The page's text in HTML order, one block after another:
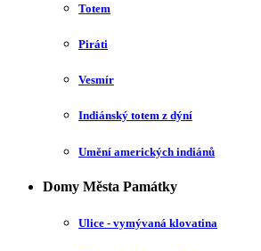
Totem
Piráti
Vesmír
Indiánský totem z dýní
Umění amerických indiánů
Domy Města Památky
Ulice - vymývaná klovatina